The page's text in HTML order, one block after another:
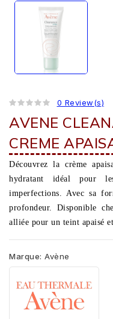
0 Review(s)
AVENE
CREME
Découvrez la crème
hydratant idéal pour
imperfections. Avec sa
profondeur. Disponible
alliée pour un teint apaisé
Marque: Avène